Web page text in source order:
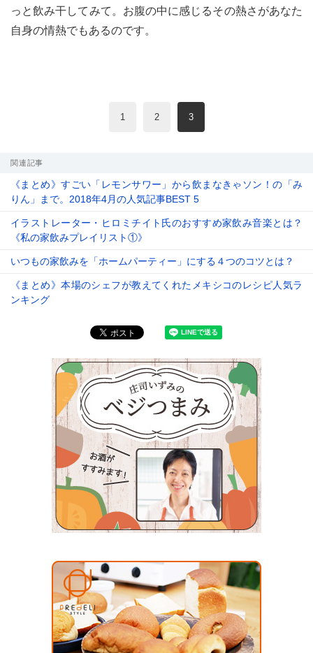
っと飲み干してみて。お腹の中に感じるその熱さがあなた
自身の情熱でもあるのです。
1 2 3現在のページ
関連記事
《まとめ》すごい「レモンサワー」から飲まなきゃソン！の「み
りん」まで。2018年4月の人気記事BEST 5
イラストレーター・ヒロミチイト氏のおすすめ家飲み音楽とは？
《私の家飲みプレイリスト①》
いつもの家飲みを「ホームパーティー」にする４つのコツとは？
《まとめ》本場のシェフが教えてくれたメキシコのレシピ人気ラ
ンキング